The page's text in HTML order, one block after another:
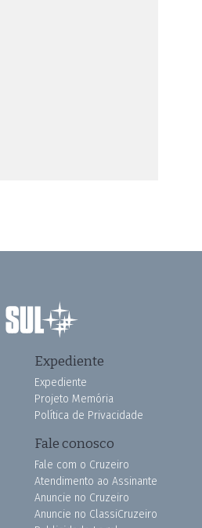
Expediente
Expediente
Projeto Memória
Política de Privacidade
Fale conosco
Fale com o Cruzeiro
Atendimento ao Assinante
Anuncie no Cruzeiro
Anuncie no ClassiCruzeiro